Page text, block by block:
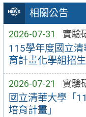
相關公告
2026-07-31 實驗
115學年度國立
育計畫化學組招
2026-07-21 實驗
國立清華大學「
培育計畫」